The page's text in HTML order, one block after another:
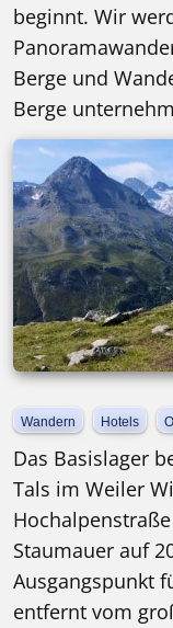
beginnt. Wir
Berge und
Berge
Wandern Hotels
Das Basislager
Tals im Weiler
Staumauer auf
Ausgangspunkt
entfernt vom